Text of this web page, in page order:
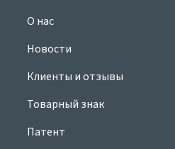
О нас
Новости
Клиенты и отзывы
Товарный знак
Патент